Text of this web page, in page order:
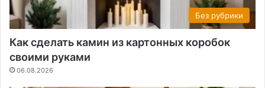
Без рубрики
Как сделать камин из картонных коробок
своими руками
06.08.2026